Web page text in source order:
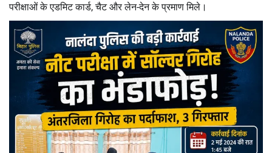
परीक्षाओं के एडमिट कार्ड, चैट और लेन-देन के प्रमाण मिले।